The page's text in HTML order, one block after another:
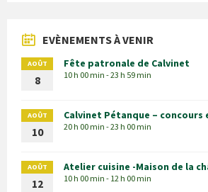
EVÈNEMENTS À VENIR
AOÛT
8
Fête patronale de Calvinet
10 h 00 min - 23 h 59 min
AOÛT
10
Calvinet Pétanque –
20 h 00 min - 23 h 00 min
AOÛT
12
Atelier cuisine -Maison de la
10 h 00 min - 12 h 00 min